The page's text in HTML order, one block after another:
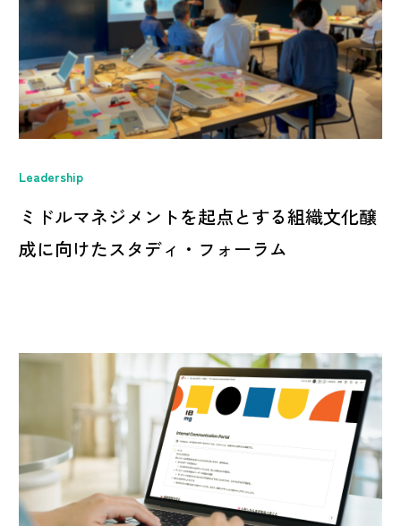
Leadership
ミドルマネジメントを起点とする組織文化醸
成に向けたスタディ・フォーラム